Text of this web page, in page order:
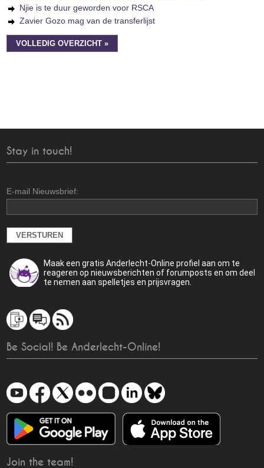
Njie is te duur geworden voor RSCA
Zavier Gozo mag van de transferlijst
VOLLEDIG OVERZICHT »
Stay in touch!
E-mail Nieuwsbrief:
Maak een gratis Anderlecht-Online profiel aan om te
reageren op nieuwsberichten of forumposts en om deel
te nemen aan spelletjes en prijsvragen.
Be Social! Be Anderlecht-Online!
Join the team!